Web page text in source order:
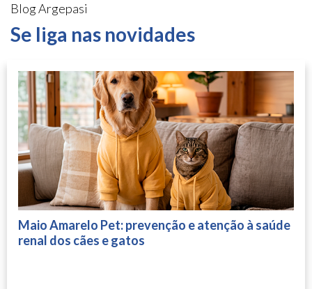
Blog Argepasi
Se liga nas novidades
Maio Amarelo Pet: prevenção e atenção à saúde
renal dos cães e gatos